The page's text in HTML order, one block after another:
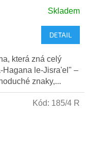
Skladem
DETAIL
Hagana le-Jisra'el" –
znaky,...
Kód: 185/4 R